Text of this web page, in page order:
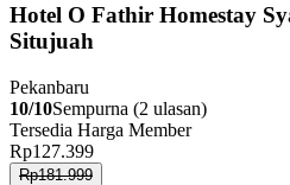
Hotel O Fathir Homestay
Situjuah
Pekanbaru
10/10Sempurna (2 ulasan)
Tersedia Harga Member
Rp127.399
Rp181.999